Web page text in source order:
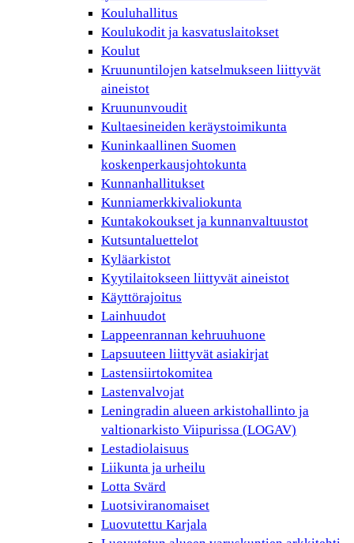
Kouluhallitus
Koulukodit ja kasvatuslaitokset
Koulut
Kruununtilojen katselmukseen liittyvät
aineistot
Kruununvoudit
Kultaesineiden keräystoimikunta
Kuninkaallinen Suomen
koskenperkausjohtokunta
Kunnanhallitukset
Kunniamerkkivaliokunta
Kuntakokoukset ja kunnanvaltuustot
Kutsuntaluettelot
Kyläarkistot
Kyytilaitokseen liittyvät aineistot
Käyttörajoitus
Lainhuudot
Lappeenrannan kehruuhuone
Lapsuuteen liittyvät asiakirjat
Lastensiirtokomitea
Lastenvalvojat
Leningradin alueen arkistohallinto ja
valtionarkisto Viipurissa (LOGAV)
Lestadiolaisuus
Liikunta ja urheilu
Lotta Svärd
Luotsiviranomaiset
Luovutettu Karjala